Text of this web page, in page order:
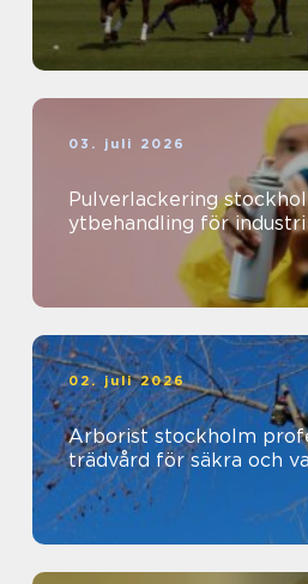
03. juli 2026
Pulverlackering stockholm
ytbehandling för industri
02. juli 2026
Arborist stockholm professionell
trädvård för säkra och